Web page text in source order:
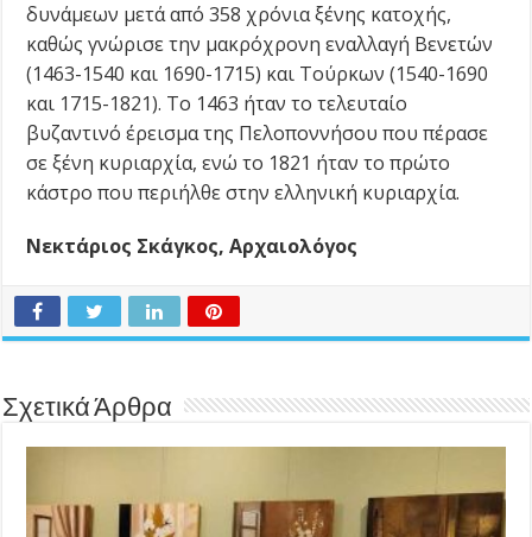
δυνάμεων μετά από 358 χρόνια ξένης κατοχής,
καθώς γνώρισε την μακρόχρονη εναλλαγή Βενετών
(1463-1540 και 1690-1715) και Τούρκων (1540-1690
και 1715-1821). Το 1463 ήταν το τελευταίο
βυζαντινό έρεισμα της Πελοποννήσου που πέρασε
σε ξένη κυριαρχία, ενώ το 1821 ήταν το πρώτο
κάστρο που περιήλθε στην ελληνική κυριαρχία.
Νεκτάριος Σκάγκος, Αρχαιολόγος
Σχετικά Άρθρα